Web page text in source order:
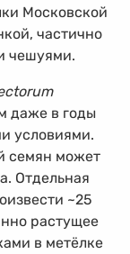
Московской
частично
чешуями.
даже в годы
условиями.
семян может
Отдельная
~25
растущее
в метёлке